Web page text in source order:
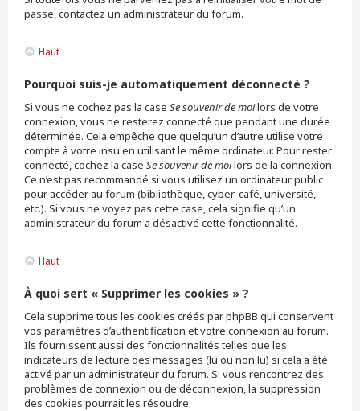
passe, contactez un administrateur du forum.
Haut
Pourquoi suis-je automatiquement déconnecté ?
Si vous ne cochez pas la case Se souvenir de moilors de votre
connexion, vous ne resterez connecté que pendant une durée
déterminée. Cela empêche que quelqu’un d’autre utilise votre
compte à votre insu en utilisant le même ordinateur. Pour rester
connecté, cochez la case Se souvenir de moilors de la connexion.
Ce n’est pas recommandé si vous utilisez un ordinateur public
pour accéder au forum (bibliothèque, cyber-café, université,
etc.). Si vous ne voyez pas cette case, cela signifie qu’un
administrateur du forum a désactivé cette fonctionnalité.
Haut
À quoi sert « Supprimer les cookies » ?
Cela supprime tous les cookies créés par phpBB qui conservent
vos paramètres d’authentification et votre connexion au forum.
Ils fournissent aussi des fonctionnalités telles que les
indicateurs de lecture des messages (lu ou non lu) si cela a été
activé par un administrateur du forum. Si vous rencontrez des
problèmes de connexion ou de déconnexion, la suppression
des cookies pourrait les résoudre.